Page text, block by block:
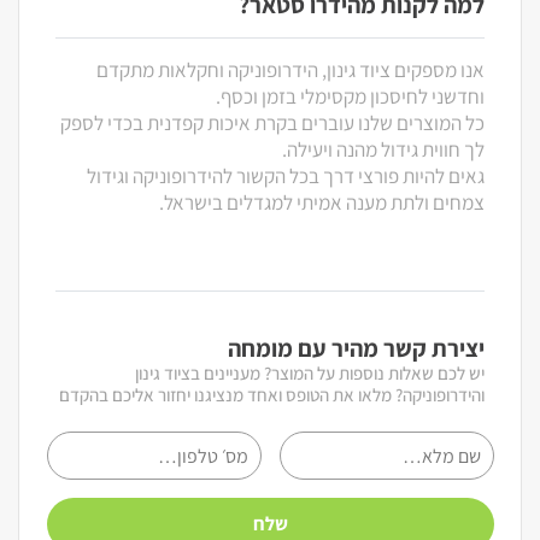
אנו מספקים ציוד גינון, הידרופוניקה וחקלאות מתקדם
וחדשני לחיסכון מקסימלי בזמן וכסף.
כל המוצרים שלנו עוברים בקרת איכות קפדנית בכדי לספק
לך חווית גידול מהנה ויעילה.
גאים להיות פורצי דרך בכל הקשור להידרופוניקה וגידול
צמחים ולתת מענה אמיתי למגדלים בישראל.
יצירת קשר מהיר עם מומחה
יש לכם שאלות נוספות על המוצר? מעניינים בציוד גינון
והידרופוניקה? מלאו את הטופס ואחד מנציגנו יחזור אליכם בהקדם